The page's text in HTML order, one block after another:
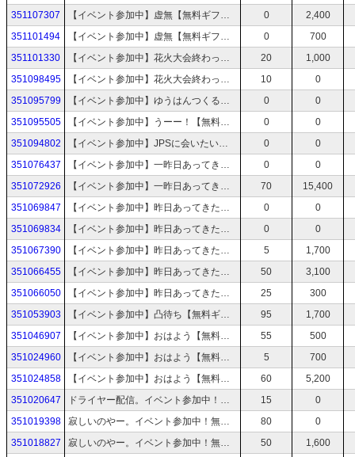
351107307
【イベント参加中】虚無【無料ギフトよろ】 0
2,400
351101494
【イベント参加中】虚無【無料ギフトよろ】 0
700
351101330
【イベント参加中】花火大会終わった【無料ギフトよろ】 20
1,000
351098495
【イベント参加中】花火大会終わった【無料ギフトよろ】 10
0
351095799
【イベント参加中】ゆうはんつくる【無料ギフトよろ】 0
0
351095505
【イベント参加中】うーー！【無料ギフトよろ】 0
0
351094802
【イベント参加中】JPSに会いたいわ【無料ギフトよろ】 0
0
351076437
【イベント参加中】一昨日あってきた【無料ギフトよろ】 0
0
351072926
【イベント参加中】一昨日あってきた【無料ギフトよろ】 70
15,400
351069847
【イベント参加中】昨日あってきた【無料ギフトよろ】 0
0
351069834
【イベント参加中】昨日あってきた【無料ギフトよろ】 0
0
351067390
【イベント参加中】昨日あってきた【無料ギフトよろ】 5
1,700
351066455
【イベント参加中】昨日あってきた【無料ギフトよろ】 50
3,100
351066050
【イベント参加中】昨日あってきた【無料ギフトよろ】 25
300
351053903
【イベント参加中】凸待ち【無料ギフトよろ】 95
1,700
351046907
【イベント参加中】おはよう【無料ギフトよろ】 55
500
351024960
【イベント参加中】おはよう【無料ギフトよろ】 5
700
351024858
【イベント参加中】おはよう【無料ギフトよろ】 60
5,200
351020647
ドライヤー配信。イベント参加中！無料ギフト頼みます🎁 15
0
351019398
寂しいのやー。イベント参加中！無料ギフト頼みます🎁 80
0
351018827
寂しいのやー。イベント参加中！無料ギフト頼みます🎁 50
1,600